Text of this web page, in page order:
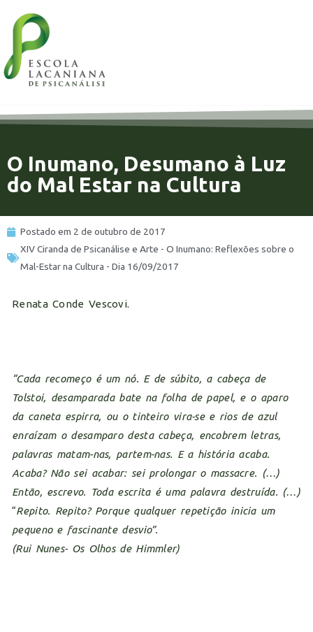
O Inumano, Desumano à Luz
do Mal Estar na Cultura
Postado em 2 de outubro de 2017
XIV Ciranda de Psicanálise e Arte - O Inumano: Reflexões sobre o
Mal-Estar na Cultura - Dia 16/09/2017
Renata Conde Vescovi.
“Cada recomeço é um nó. E de súbito, a cabeça de
Tolstoi, desamparada bate na folha de papel, e o aparo
da caneta espirra, ou o tinteiro vira-se e rios de azul
enraízam o desamparo desta cabeça, encobrem letras,
palavras matam-nas, partem-nas. E a história acaba.
Acaba? Não sei acabar: sei prolongar o massacre. (…)
Então, escrevo. Toda escrita é uma palavra destruída. (…)
“Repito. Repito? Porque qualquer repetição inicia um
pequeno e fascinante desvio”.
(Rui Nunes- Os Olhos de Himmler)